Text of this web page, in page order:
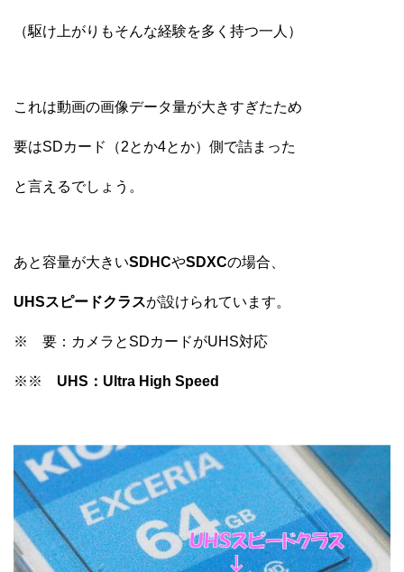
（駆け上がりもそんな経験を多く持つ一人）
これは動画の画像データ量が大きすぎたため
要はSDカード（2とか4とか）側で詰まった
と言えるでしょう。
あと容量が大きいSDHCやSDXCの場合、
UHSスピードクラスが設けられています。
※ 要：カメラとSDカードがUHS対応
※※ UHS：Ultra High Speed